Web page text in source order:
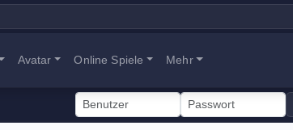
Avatar Online Spiele Mehr